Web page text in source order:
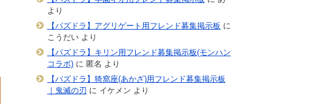
より
【パズドラ】アグリゲート用フレンド募集掲示板 に
こうだいより
【パズドラ】キリン用フレンド募集掲示板(モンハン
コラボ)に 匿名 より
【パズドラ】猗窩座(あかざ)用フレンド募集掲示板
｜鬼滅の刃 に イケメン より